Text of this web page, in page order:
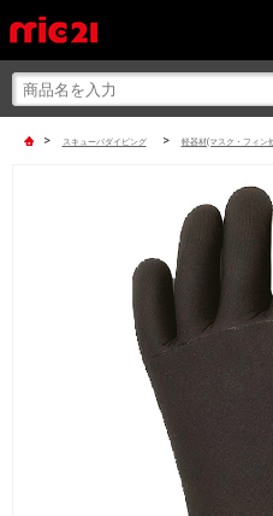
> スキューバダイビング > 軽器材(マスク・フィン